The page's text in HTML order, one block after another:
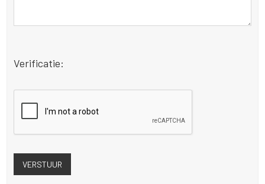
Verificatie: